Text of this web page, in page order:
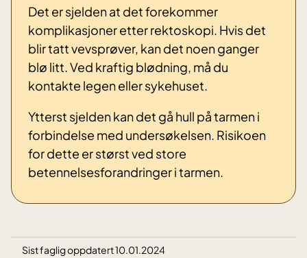
Det er sjelden at det forekommer
komplikasjoner etter rektoskopi. Hvis det
blir tatt vevsprøver, kan det noen ganger
blø litt. Ved kraftig blødning, må du
kontakte legen eller sykehuset.
Ytterst sjelden kan det gå hull på tarmen i
forbindelse med undersøkelsen. Risikoen
for dette er størst ved store
betennelsesforandringer i tarmen.
Sist faglig oppdatert 10.01.2024